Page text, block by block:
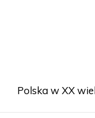
Polska w XX